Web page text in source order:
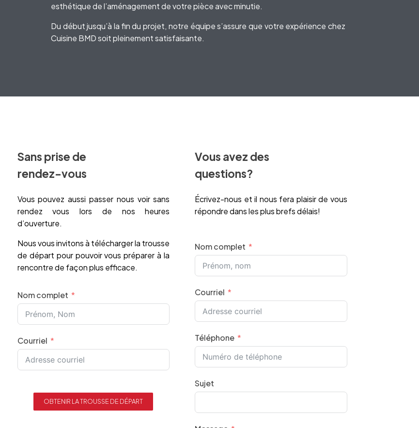
esthétique de l’aménagement de votre pièce avec minutie.
Du début jusqu’à la fin du projet, notre équipe s’assure que votre expérience chez
Cuisine BMD soit pleinement satisfaisante.
Sans prise de
rendez-vous
Vous pouvez aussi passer nous voir sans
rendez vous lors de nos heures
d’ouverture.
Nous vous invitons à télécharger la trousse
de départ pour pouvoir vous préparer à la
rencontre de façon plus efficace.
Nom complet
Courriel
OBTENIR LA TROUSSE DE DÉPART
Vous avez des
questions?
Écrivez-nous et il nous fera plaisir de vous
répondre dans les plus brefs délais!
Nom complet
Courriel
Téléphone
Sujet